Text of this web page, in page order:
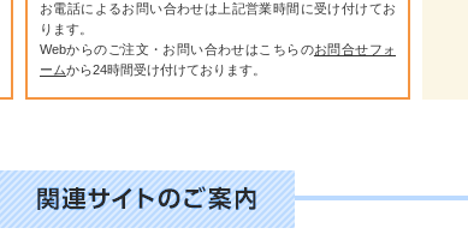
お電話によるお問い合わせは上記営業時間に受け付けてお
ります。
Webからのご注文・お問い合わせはこちらのお問合せフォ
ームから24時間受け付けております。